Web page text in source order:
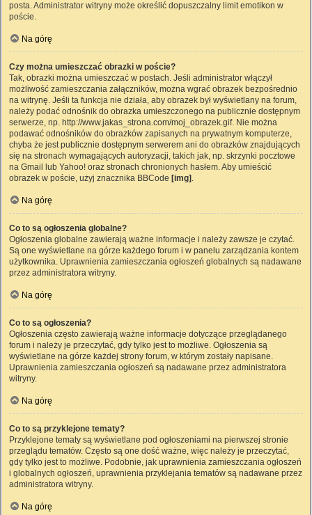
posta. Administrator witryny może określić dopuszczalny limit emotikon w
poście.
Na górę
Czy można umieszczać obrazki w poście?
Tak, obrazki można umieszczać w postach. Jeśli administrator włączył
możliwość zamieszczania załączników, można wgrać obrazek bezpośrednio
na witrynę. Jeśli ta funkcja nie działa, aby obrazek był wyświetlany na forum,
należy podać odnośnik do obrazka umieszczonego na publicznie dostępnym
serwerze, np. http://www.jakas_strona.com/moj_obrazek.gif. Nie można
podawać odnośników do obrazków zapisanych na prywatnym komputerze,
chyba że jest publicznie dostępnym serwerem ani do obrazków znajdujących
się na stronach wymagających autoryzacji, takich jak, np. skrzynki pocztowe
na Gmail lub Yahoo! oraz stronach chronionych hasłem. Aby umieścić
obrazek w poście, użyj znacznika BBCode [img] .
Na górę
Co to są ogłoszenia globalne?
Ogłoszenia globalne zawierają ważne informacje i należy zawsze je czytać.
Są one wyświetlane na górze każdego forum i w panelu zarządzania kontem
użytkownika. Uprawnienia zamieszczania ogłoszeń globalnych są nadawane
przez administratora witryny.
Na górę
Co to są ogłoszenia?
Ogłoszenia często zawierają ważne informacje dotyczące przeglądanego
forum i należy je przeczytać, gdy tylko jest to możliwe. Ogłoszenia są
wyświetlane na górze każdej strony forum, w którym zostały napisane.
Uprawnienia zamieszczania ogłoszeń są nadawane przez administratora
witryny.
Na górę
Co to są przyklejone tematy?
Przyklejone tematy są wyświetlane pod ogłoszeniami na pierwszej stronie
przeglądu tematów. Często są one dość ważne, więc należy je przeczytać,
gdy tylko jest to możliwe. Podobnie, jak uprawnienia zamieszczania ogłoszeń
i globalnych ogłoszeń, uprawnienia przyklejania tematów są nadawane przez
administratora witryny.
Na górę